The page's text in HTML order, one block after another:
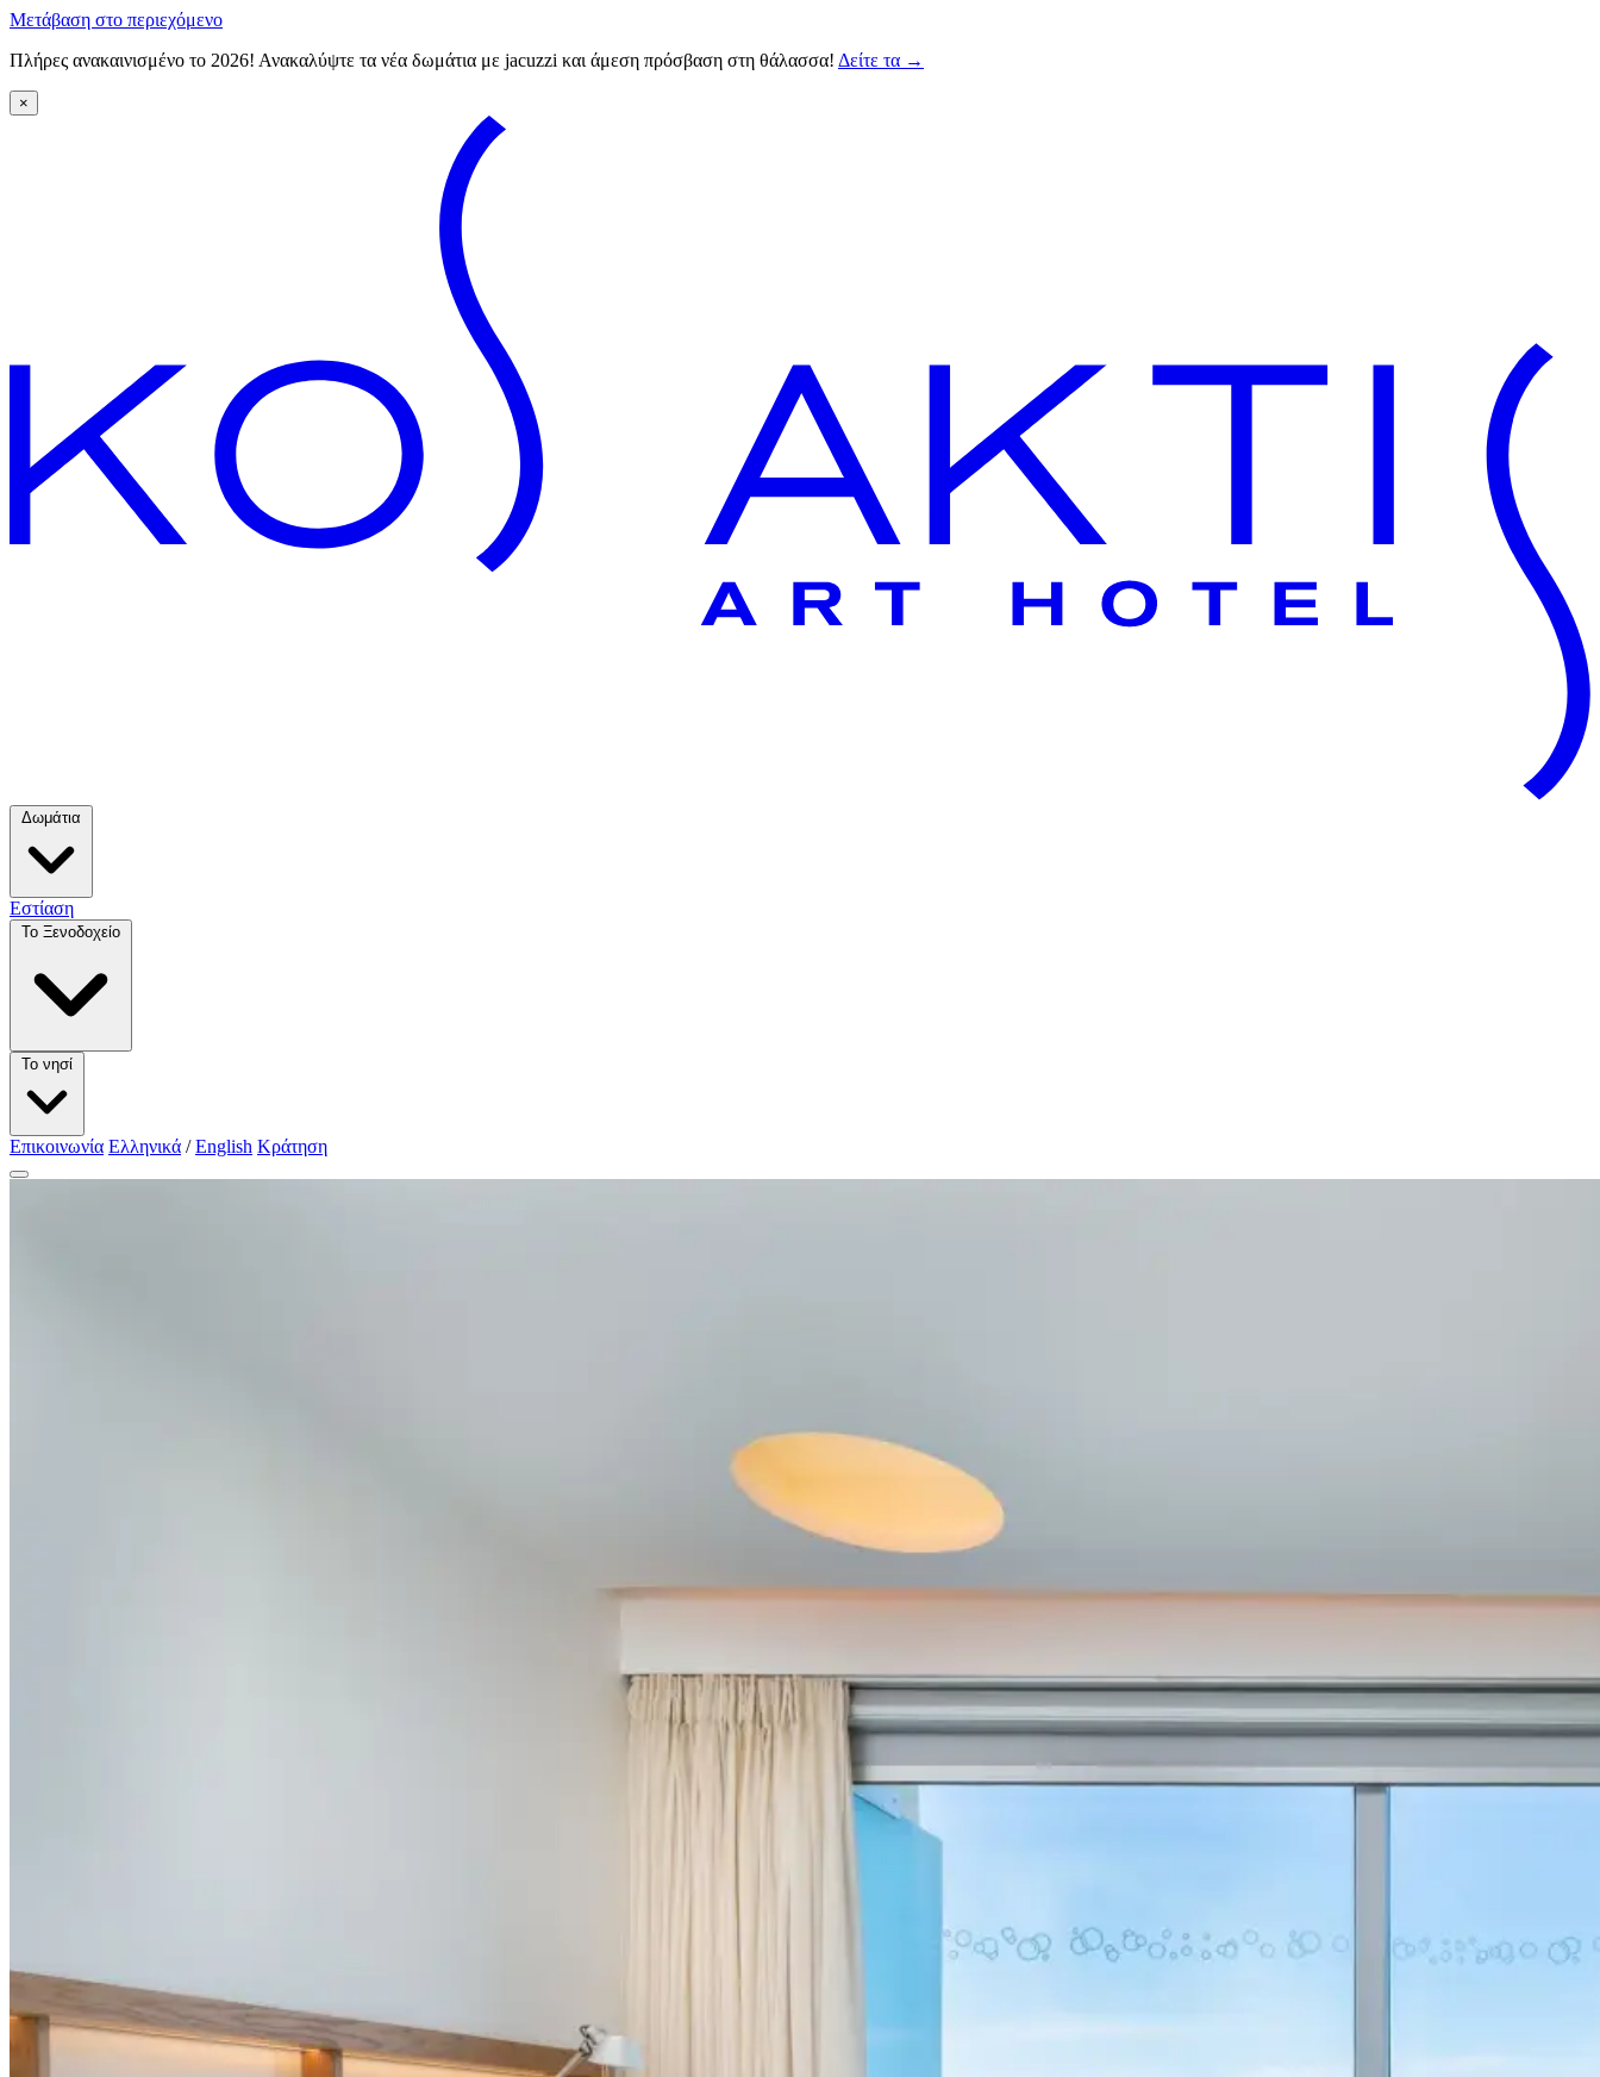
Μετάβαση στο περιεχόμενο
Πλήρες ανακαινισμένο το 2026! Ανακαλύψτε τα νέα δωμάτια με jacuzzi και άμεση πρόσβαση στη θάλασσα! Δείτε τα →
×
Δωμάτια
Εστίαση
Το Ξενοδοχείο
Το νησί
Επικοινωνία Ελληνικά / English Κράτηση